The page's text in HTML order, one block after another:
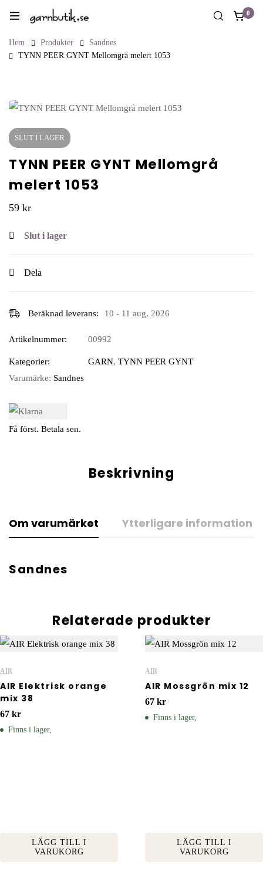
0
Hem Produkter
Sandnes
TYNN PEER GYNT Mellomgrå melert 1053
SLUT I LAGER
TYNN PEER GYNT Mellomgrå
melert 1053
59 kr
Slut i lager
Dela
Beräknad leverans: 10 - 11 aug, 2026
Artikelnummer: 00992
Kategorier: GARN, TYNN PEER GYNT
Varumärke: Sandnes
Få först. Betala sen.
Beskrivning
Om varumärket Ytterligare information
Sandnes
Relaterade produkter
AIR
AIR Elektrisk orange
mix 38
67 kr
Finns i lager,
LÄGG TILL I
VARUKORG
AIR
AIR Mossgrön mix 12
67 kr
Finns i lager,
LÄGG TILL I
VARUKORG